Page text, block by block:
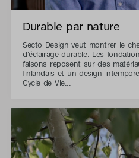
Durable par nature
Secto Design veut montrer le
d'éclairage durable. Les
faisons reposent sur des
finlandais et un design
Cycle de Vie...